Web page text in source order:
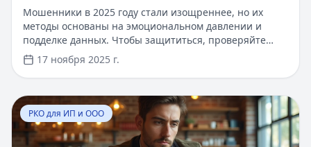
Мошенники в 2025 году стали изощреннее, но их
методы основаны на эмоциональном давлении и
подделке данных. Чтобы защититься, проверяйте
источники и не сообщайте конфиденциальную
информацию. Для безопасного кредитования
выбирайте проверенные сервисы: займы до 100 000 ₽
с 0% ставкой на первый месяц, оформление за 5
минут без подтверждения дохода и документов.
Кредитный Зай помогает подобрать оптимальные
условия, экономя ваше время и нервы
17 ноября 2025 г.
Перейти к статье:Расчетный счет в
РКО для ИП и ООО